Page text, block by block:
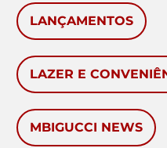
LANÇAMENTOS
LAZER E
MBIGUCCI NEWS